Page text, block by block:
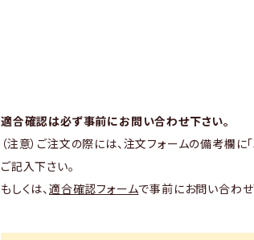
適合確認は必ず事前にお問い合わせ下さい。
（注意）ご注文の際には、注文フォームの備考欄に
ご記入下さい。
もしくは、 適合確認フォームで事前にお問い合わせ